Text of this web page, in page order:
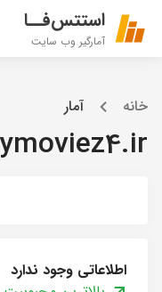
استتس‌فــا
آمارگیر وب سایت
خانه آمار
اطلاعاتی وجود ندارد